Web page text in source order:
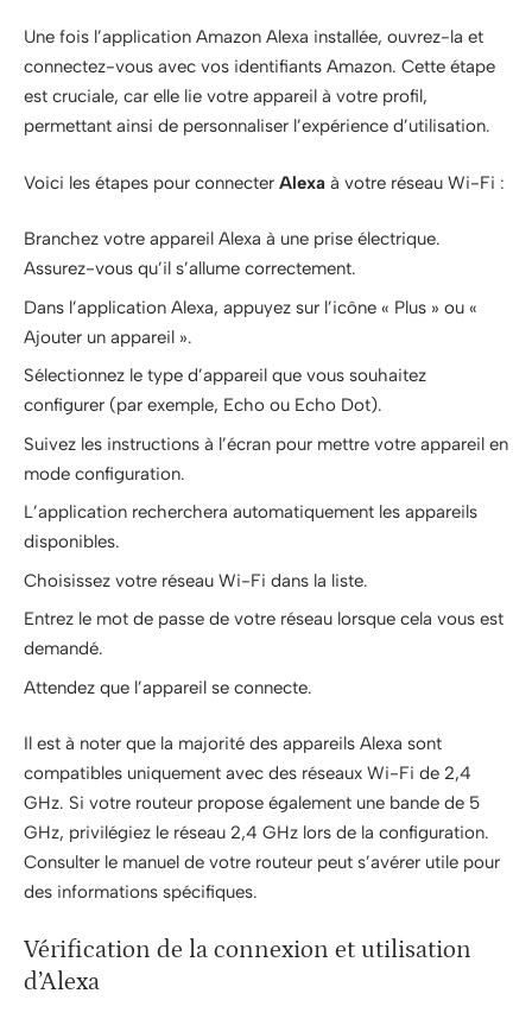
Une fois l’application Amazon Alexa installée, ouvrez-la et
connectez-vous avec vos identifiants Amazon. Cette étape
est cruciale, car elle lie votre appareil à votre profil,
permettant ainsi de personnaliser l’expérience d’utilisation.
Voici les étapes pour connecter Alexa à votre réseau Wi-Fi :
Branchez votre appareil Alexa à une prise électrique.
Assurez-vous qu’il s’allume correctement.
Dans l’application Alexa, appuyez sur l’icône « Plus » ou «
Ajouter un appareil ».
Sélectionnez le type d’appareil que vous souhaitez
configurer (par exemple, Echo ou Echo Dot).
Suivez les instructions à l’écran pour mettre votre appareil en
mode configuration.
L’application recherchera automatiquement les appareils
disponibles.
Choisissez votre réseau Wi-Fi dans la liste.
Entrez le mot de passe de votre réseau lorsque cela vous est
demandé.
Attendez que l’appareil se connecte.
Il est à noter que la majorité des appareils Alexa sont
compatibles uniquement avec des réseaux Wi-Fi de 2,4
GHz. Si votre routeur propose également une bande de 5
GHz, privilégiez le réseau 2,4 GHz lors de la configuration.
Consulter le manuel de votre routeur peut s’avérer utile pour
des informations spécifiques.
Vérification de la connexion et utilisation
d’Alexa